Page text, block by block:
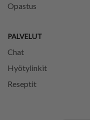
Opastus
PALVELUT
Chat
Hyötylinkit
Reseptit